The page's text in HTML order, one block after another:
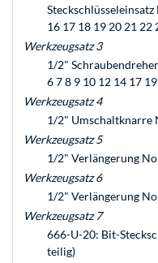
16 17 18 19 20 21 22
Werkzeugsatz 3
1/2"
6 7 8 9 10 12 14 17
Werkzeugsatz 4
1/2" Umschaltknarre
Werkzeugsatz 5
1/2" Verlängerung
Werkzeugsatz 6
1/2" Verlängerung
Werkzeugsatz 7
666-U-20: Bit-
teilig)